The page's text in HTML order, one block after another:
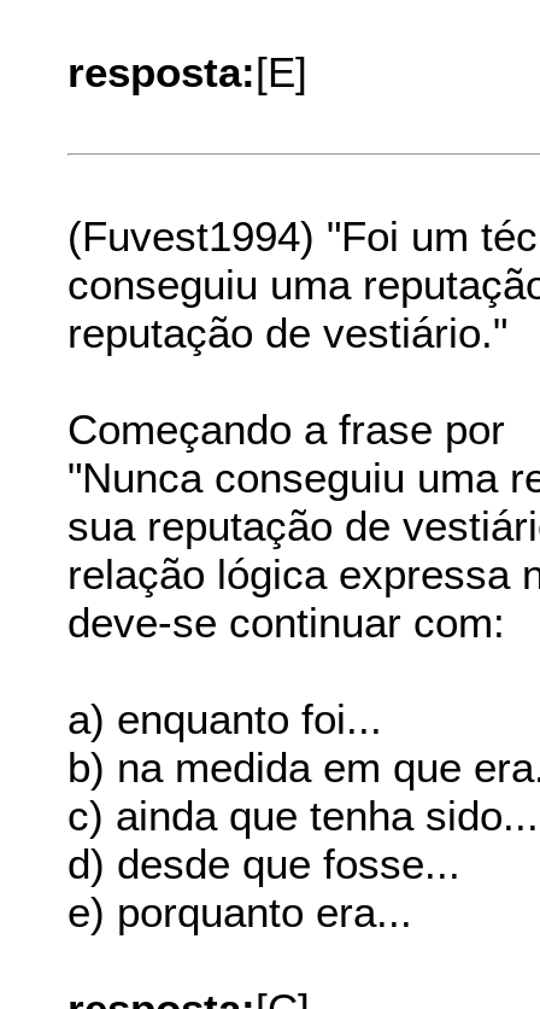
resposta:[E]
(Fuvest1994) "Foi um
conseguiu uma
reputação de vestiário."
Começando a frase por
"Nunca conseguiu uma
sua reputação de
relação lógica expressa
deve-se continuar com:
a) enquanto foi...
b) na medida em que
c) ainda que tenha sido...
d) desde que fosse...
e) porquanto era...